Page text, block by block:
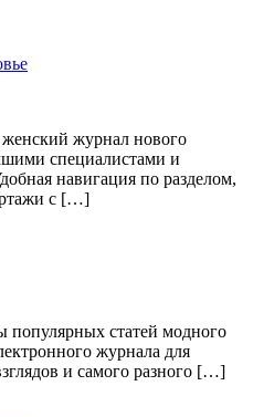
журнал нового
специалистами и
навигация по разделом,
с […]
популярных статей модного
журнала для
и самого разного […]